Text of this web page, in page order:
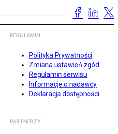
REGULAMIN
Polityka Prywatności
Zmiana ustawień zgód
Regulamin serwisu
Informacje o nadawcy
Deklaracja dostępności
PARTNERZY